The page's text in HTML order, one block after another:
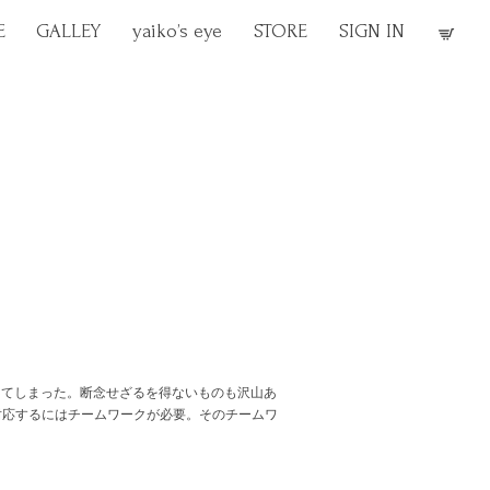
GALLEY yaiko’s eye STORE SIGN IN
しまった。断念せざるを得ないものも沢山あ
するにはチームワークが必要。そのチームワ